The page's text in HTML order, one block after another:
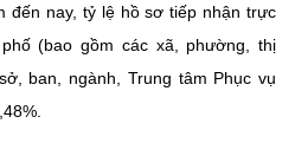
đến nay, tỷ lệ hồ sơ tiếp nhận trực
(bao gồm các xã, phường, thị
ban, ngành, Trung tâm Phục vụ